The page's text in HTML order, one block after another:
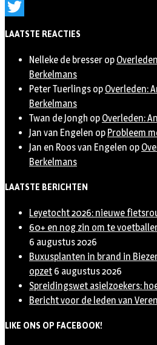
Instagram
LAATSTE REACTIES
Nelleke de bresser op
Berkelmans
Peter Tuerlings op Overleden:
Berkelmans
Twan de Jongh op Overleden:
Jan van Engelen op Probleem
Jan en Roos van Engelen op
Berkelmans
LAATSTE BERICHTEN
Leyetocht 2026: nieuwe
60+ en nog zin om te
6 augustus 2026
Buxusplanten in brand in
opzet 6 augustus 2026
Spreidingswet asielzoekers:
Bericht voor de leden van
LIKE ONS OP FACEBOOK!